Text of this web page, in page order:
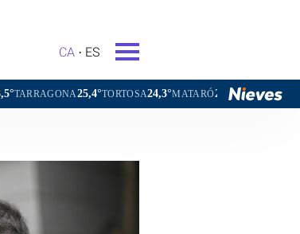
CA ES
24,3°MATARÓ23,1°VIC18,1°VILAFRANCA DEL